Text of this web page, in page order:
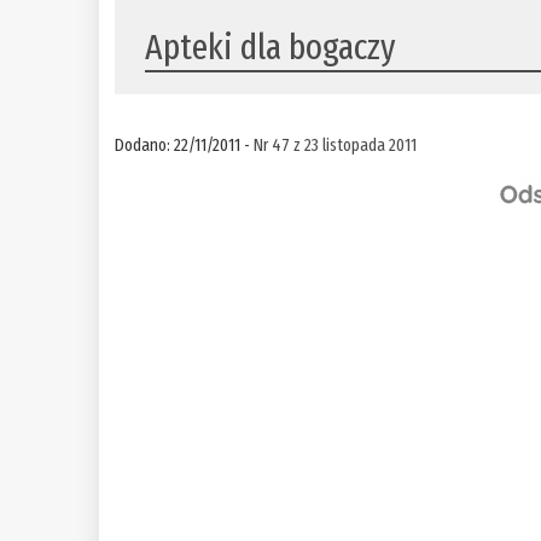
Apteki dla bogaczy
Dodano: 22/11/2011 -Nr 47 z 23 listopada 2011